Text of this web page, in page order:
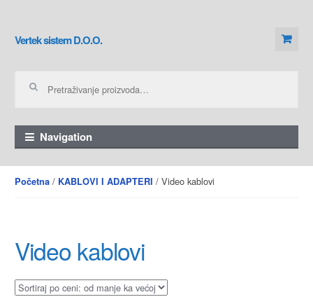
Skip to navigation
Skip to content
Vertek sistem D.O.O.
Navigation
Početna/ KABLOVI I ADAPTERI / Video kablovi
Video kablovi